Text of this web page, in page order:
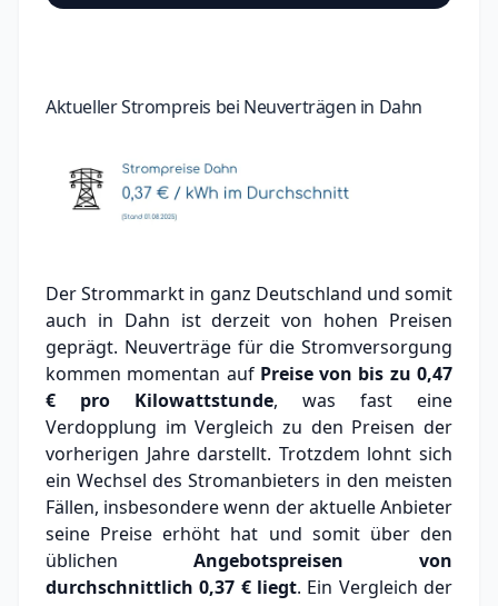
Aktueller Strompreis bei Neuverträgen in Dahn
Der Strommarkt in ganz Deutschland und somit
auch in Dahn ist derzeit von hohen Preisen
geprägt. Neuverträge für die Stromversorgung
kommen momentan auf Preise von bis zu0,47
€ pro Kilowattstunde, was fast eine
Verdopplung im Vergleich zu den Preisen der
vorherigen Jahre darstellt. Trotzdem lohnt sich
ein Wechsel des Stromanbieters in den meisten
Fällen, insbesondere wenn der aktuelle Anbieter
seine Preise erhöht hat und somit über den
üblichen Angebotspreisen von
durchschnittlich0,37 €liegt. Ein Vergleich der